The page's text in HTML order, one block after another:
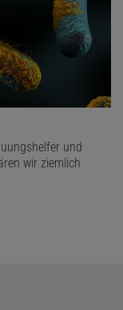
und
wir ziemlich